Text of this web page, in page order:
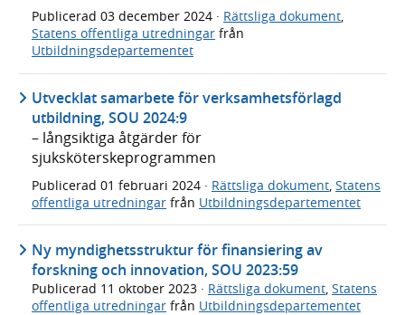
Publicerad 03 december 2024 · Rättsliga dokument,
Statens offentliga utredningar från
Utbildningsdepartementet
Utvecklat samarbete för verksamhetsförlagd
utbildning, SOU 2024:9
– långsiktiga åtgärder för
sjuksköterskeprogrammen
Publicerad 01 februari 2024 · Rättsliga dokument, Statens
offentliga utredningar från Utbildningsdepartementet
Ny myndighetsstruktur för finansiering av
forskning och innovation, SOU 2023:59
Publicerad 11 oktober 2023 · Rättsliga dokument Statens
offentliga utredningar från Utbildningsdepartementet